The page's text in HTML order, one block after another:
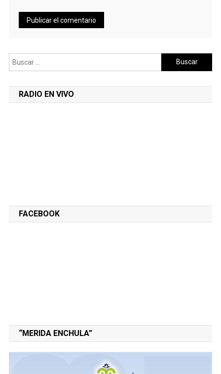
Buscar:
RADIO EN VIVO
FACEBOOK
“MERIDA ENCHULA”